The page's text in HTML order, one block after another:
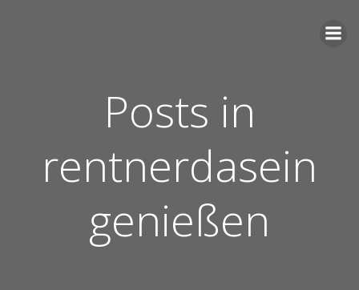
Posts in
rentnerdasein
genießen